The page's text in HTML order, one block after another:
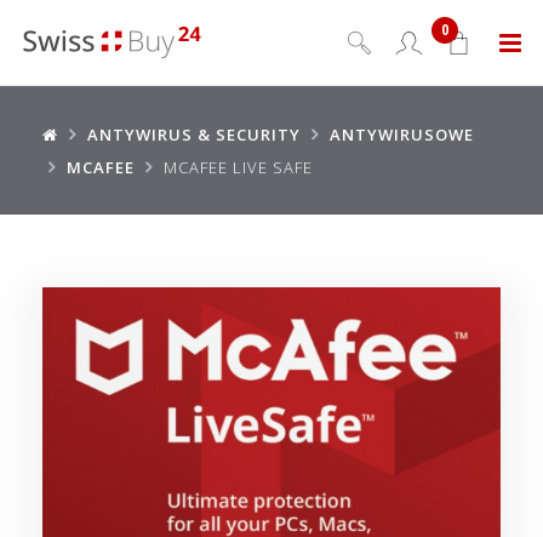
Menu
0
ANTYWIRUS & SECURITY
ANTYWIRUSOWE
MCAFEE
MCAFEE LIVE SAFE